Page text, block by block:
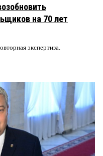
на 70 лет
экспертиза.